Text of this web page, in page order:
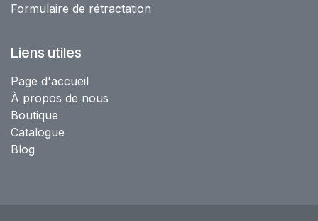
Formulaire de rétractation
Liens utiles
Page d'accueil
À propos de nous
Boutique
Catalogue
Blog